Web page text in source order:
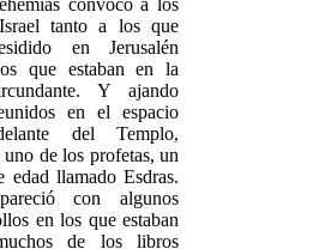
convocó a los
tanto a los que
en Jerusalén
que estaban en la
Y ajando
en el espacio
del Templo,
uno de los profetas, un
edad llamado Esdras.
con algunos
en los que estaban
de los libros